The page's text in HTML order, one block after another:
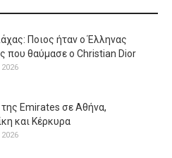
Ποιος ήταν ο Έλληνας
που θαύμασε ο Christian Dior
Emirates σε Αθήνα,
και Κέρκυρα